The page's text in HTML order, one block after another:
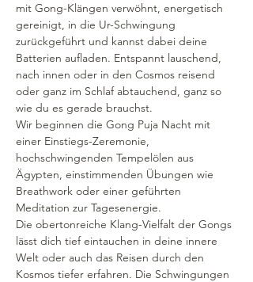
mit Gong-Klängen verwöhnt, energetisch
gereinigt, in die Ur-Schwingung
zurückgeführt und kannst dabei deine
Batterien aufladen. Entspannt lauschend,
nach innen oder in den Cosmos reisend
oder ganz im Schlaf abtauchend, ganz so
wie du es gerade brauchst.
Wir beginnen die Gong Puja Nacht mit
einer Einstiegs-Zeremonie,
hochschwingenden Tempelölen aus
Ägypten, einstimmenden Übungen wie
Breathwork oder einer geführten
Meditation zur Tagesenergie.
Die obertonreiche Klang-Vielfalt der Gongs
lässt dich tief eintauchen in deine innere
Welt oder auch das Reisen durch den
Kosmos tiefer erfahren. Die Schwingungen